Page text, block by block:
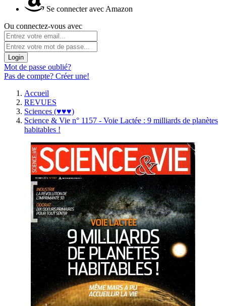
Se connecter avec Amazon
Ou connectez-vous avec
Login
Mot de passe oublié?
Pas de compte? Créer une!
Accueil
REVUES
Sciences (♥♥♥)
Science & Vie n° 1157 - Voie Lactée : 9 milliards de planètes
habitables !